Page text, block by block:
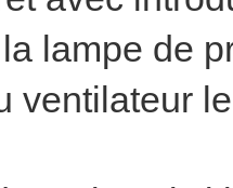
lampe de
ventilateur